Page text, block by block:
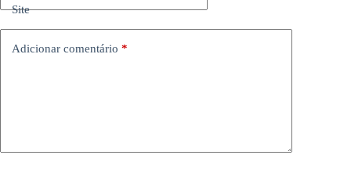
Site
Adicionar comentário *